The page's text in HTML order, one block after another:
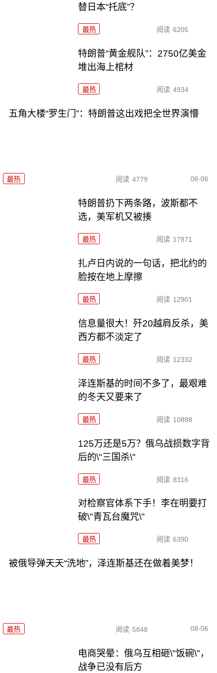
替日本“托底”？
最热 阅读 6205
特朗普“黄金舰队”：2750亿美金
堆出海上棺材
最热 阅读 4934
五角大楼“罗生门”：特朗普这出戏把全世界演懵
最热 阅读 4779 08-06
特朗普扔下两条路，波斯都不
选，美军机又被揍
最热 阅读 17871
扎卢日内说的一句话，把北约的
脸按在地上摩擦
最热 阅读 12901
信息量很大！歼20越肩反杀，美
西方都不淡定了
最热 阅读 12332
泽连斯基的时间不多了，最艰难
的冬天又要来了
最热 阅读 10888
125万还是5万？俄乌战损数字背
后的\"三国杀\"
最热 阅读 8316
对检察官体系下手！李在明要打
破\"青瓦台魔咒\"
最热 阅读 6390
被俄导弹天天“洗地”，泽连斯基还在做着美梦！
最热 阅读 5848 08-06
电商哭晕：俄乌互相砸\"饭碗\"，
战争已没有后方